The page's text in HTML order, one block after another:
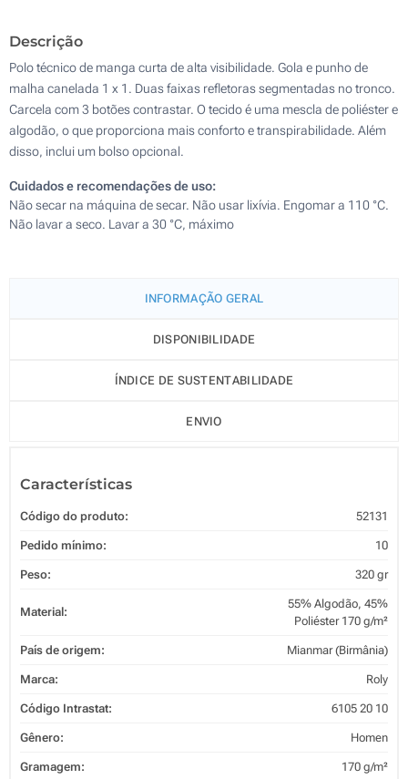
Descrição
Polo técnico de manga curta de alta visibilidade. Gola e punho de
malha canelada 1 x 1. Duas faixas refletoras segmentadas no tronco.
Carcela com 3 botões contrastar. O tecido é uma mescla de poliéster e
algodão, o que proporciona mais conforto e transpirabilidade. Além
disso, inclui um bolso opcional.
Cuidados e recomendações de uso:
Não secar na máquina de secar. Não usar lixívia. Engomar a 110 °C.
Não lavar a seco. Lavar a 30 °C, máximo
INFORMAÇÃO GERAL
DISPONIBILIDADE
ÍNDICE DE SUSTENTABILIDADE
ENVIO
Características
Código do produto: 52131
Pedido mínimo: 10
Peso: 320 gr
Material:
55% Algodão, 45%
Poliéster 170 g/m²
País de origem: Mianmar (Birmânia)
Marca: Roly
Código Intrastat: 6105 20 10
Gênero: Homen
Gramagem: 170 g/m²